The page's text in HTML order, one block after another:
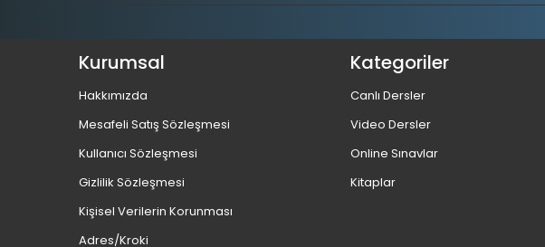
Kurumsal
Hakkımızda
Mesafeli Satış Sözleşmesi
Kullanıcı Sözleşmesi
Gizlilik Sözleşmesi
Kişisel Verilerin Korunması
Adres/Kroki
Kategoriler
Canlı Dersler
Video Dersler
Online Sınavlar
Kitaplar